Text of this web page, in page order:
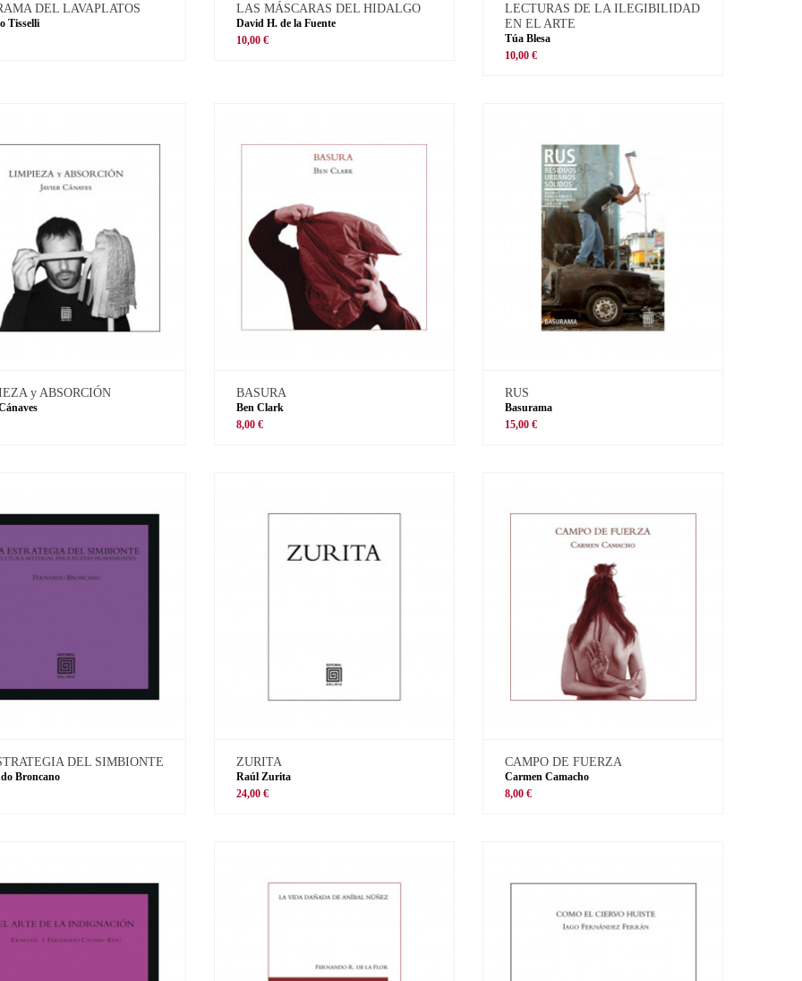
DEL LAVAPLATOS
Tisselli
LAS MÁSCARAS DEL HIDALGO
David H. de la Fuente
10,00 €
LECTURAS DE LA ILEGIBILIDAD
EN EL ARTE
Túa Blesa
10,00 €
y ABSORCIÓN BASURA
Ben Clark
8,00 €
RUS
Basurama
15,00 €
DEL SIMBIONTE
Broncano
ZURITA
Raúl Zurita
24,00 €
CAMPO DE FUERZA
Carmen Camacho
8,00 €